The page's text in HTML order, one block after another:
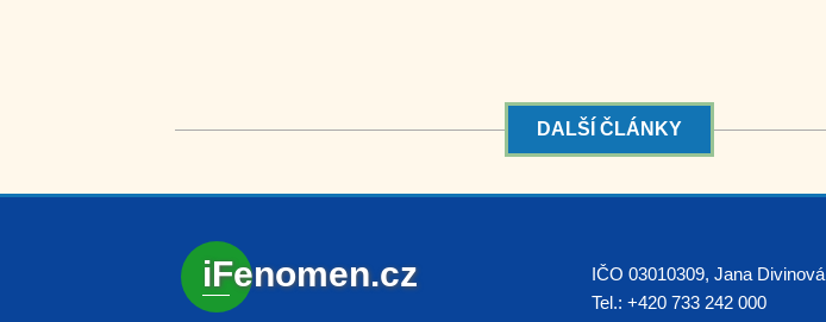
DALŠÍ ČLÁNKY
iFenomen.cz
IČO 03010309, Jana Divinová
Tel.: +420 733 242 000